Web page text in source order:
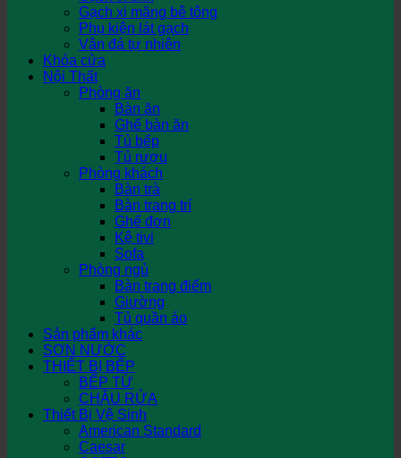
Gạch xi măng bê tông
Phụ kiện lát gạch
Vân đá tự nhiên
Khóa cửa
Nội Thất
Phòng ăn
Bàn ăn
Ghế bàn ăn
Tủ bếp
Tủ rượu
Phòng khách
Bàn trà
Bàn trang trí
Ghế đơn
Kệ tivi
Sofa
Phòng ngủ
Bàn trang điểm
Giường
Tủ quần áo
Sản phẩm khác
SƠN NƯỚC
THIẾT BỊ BẾP
BẾP TỪ
CHẬU RỬA
Thiết Bị Vệ Sinh
American Standard
Caesar